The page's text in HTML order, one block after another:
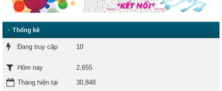
• Thống kê
Đang truy cập 10
Hôm nay
2,655
Tháng hiện tại
30,848